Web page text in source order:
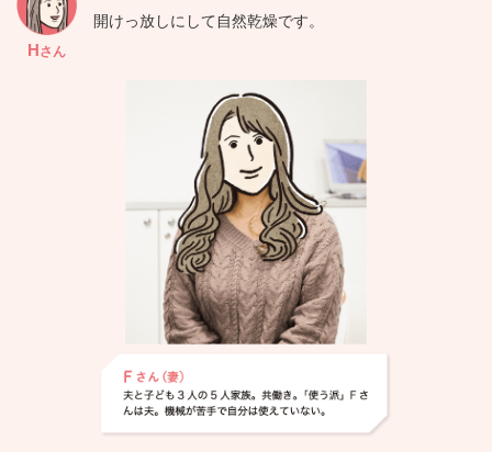
Hさん
開けっ放しにして自然乾燥です。